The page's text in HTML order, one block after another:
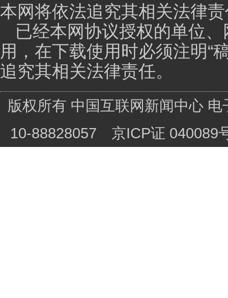
本网将依法追究其相关法律
已经本网协议授权的单位
用，在下载使用时必须注明“
追究其相关法律责任。
版权所有 中国互联网新闻中心
10-88828057 京ICP证 040089